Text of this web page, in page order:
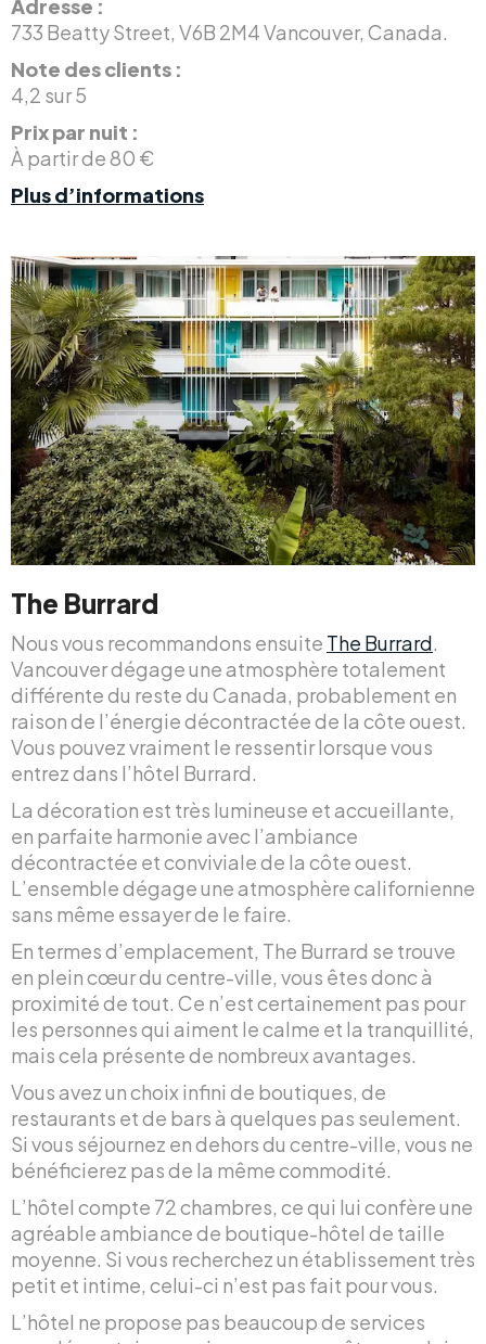
Adresse :
733 Beatty Street, V6B 2M4 Vancouver, Canada.
Note des clients :
4,2 sur 5
Prix par nuit :
À partir de 80 €
Plus d’informations
The Burrard
Nous vous recommandons ensuite The Burrard.
Vancouver dégage une atmosphère totalement
différente du reste du Canada, probablement en
raison de l’énergie décontractée de la côte ouest.
Vous pouvez vraiment le ressentir lorsque vous
entrez dans l’hôtel Burrard.
La décoration est très lumineuse et accueillante,
en parfaite harmonie avec l’ambiance
décontractée et conviviale de la côte ouest.
L’ensemble dégage une atmosphère californienne
sans même essayer de le faire.
En termes d’emplacement, The Burrard se trouve
en plein cœur du centre-ville, vous êtes donc à
proximité de tout. Ce n’est certainement pas pour
les personnes qui aiment le calme et la tranquillité,
mais cela présente de nombreux avantages.
Vous avez un choix infini de boutiques, de
restaurants et de bars à quelques pas seulement.
Si vous séjournez en dehors du centre-ville, vous ne
bénéficierez pas de la même commodité.
L’hôtel compte 72 chambres, ce qui lui confère une
agréable ambiance de boutique-hôtel de taille
moyenne. Si vous recherchez un établissement très
petit et intime, celui-ci n’est pas fait pour vous.
L’hôtel ne propose pas beaucoup de services